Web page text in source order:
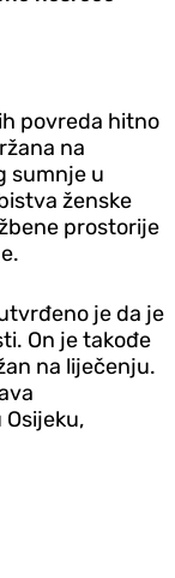
povreda hitno
na
sumnje u
ženske
prostorije
je da je
On je takođe
na liječenju.